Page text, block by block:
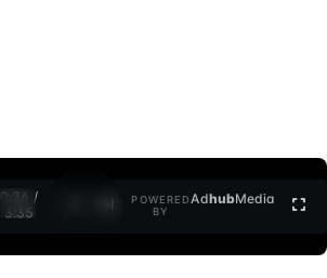
0:27 /
3:35
POWERED
BY
AdhubMedia